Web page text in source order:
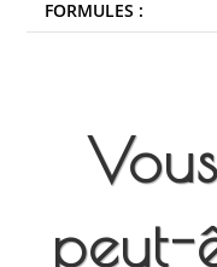
FORMULES :
peut-